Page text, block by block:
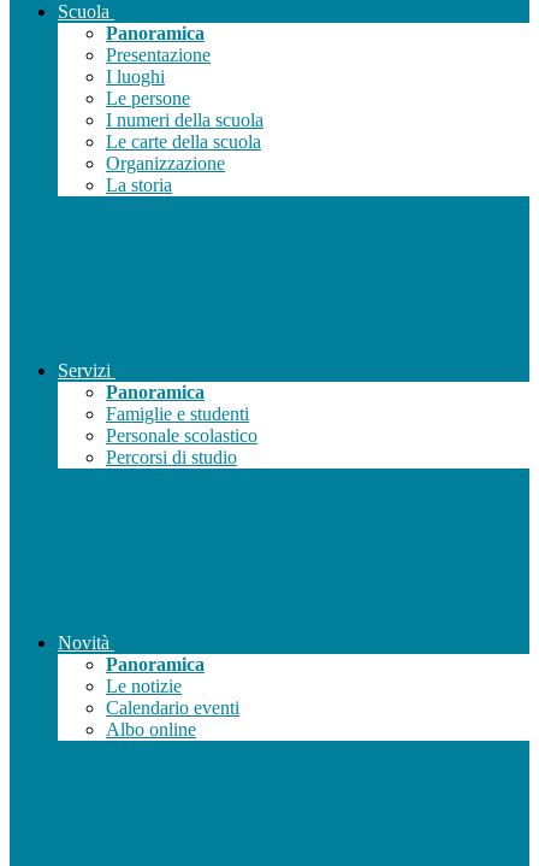
Scuola
Panoramica
Presentazione
I luoghi
Le persone
I numeri della scuola
Le carte della scuola
Organizzazione
La storia
Servizi
Panoramica
Famiglie e studenti
Personale scolastico
Percorsi di studio
Novità
Panoramica
Le notizie
Calendario eventi
Albo online